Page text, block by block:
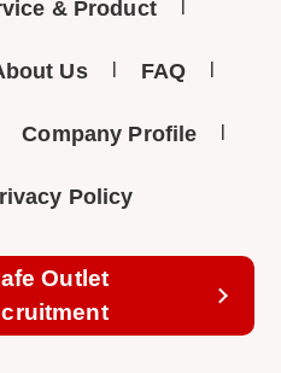
& Product
Us FAQ
Company Profile
Policy
Outlet